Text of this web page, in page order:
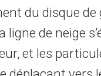
du disque de
ligne de neige
et les